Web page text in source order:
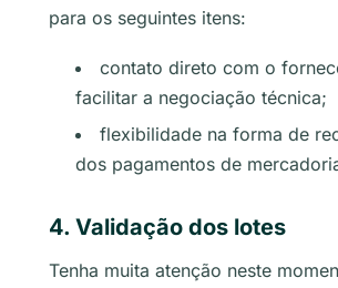
para os seguintes itens:
contato direto com o
facilitar a negociação técnica;
flexibilidade na forma de
dos pagamentos de
4. Validação dos lotes
Tenha muita atenção neste